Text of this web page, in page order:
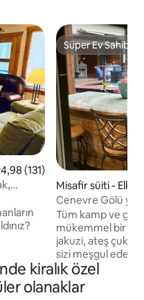
arasında
ortalama 4,98
4,98 (131)
ve
Anası
Süper Ev Sahibi
Süper Ev Sahibi
Misafir süiti -
Cenevre Gölü
Hideaway
Tüm kamp ve göl
mükemmel bir
jakuzi, ateş
sizi meşgul
Moraine'in
tadını çıkarın.
Gölü'ne erişim,
kiralık özel
olanaklar